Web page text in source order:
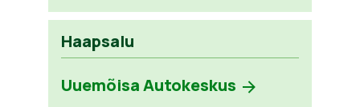
Haapsalu
Uuemõisa Autokeskus